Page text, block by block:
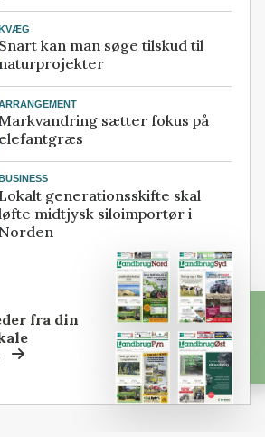
Snart kan man søge tilskud til
naturprojekter
Markvandring sætter fokus på
elefantgræs
BUSINESS
Lokalt generationsskifte skal
midtjysk siloimportør i
Norden
fra din